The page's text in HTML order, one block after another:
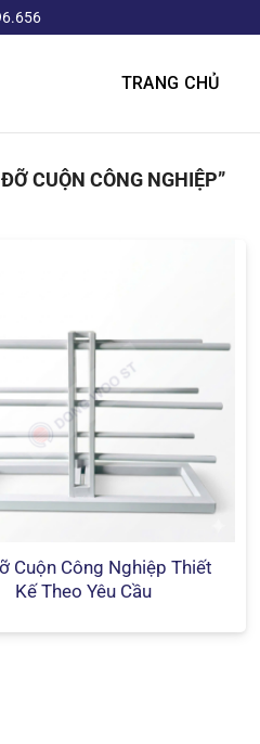
TRANG CHỦ
CUỘN CÔNG NGHIỆP”
Cuộn Công Nghiệp Thiết
Kế Theo Yêu Cầu